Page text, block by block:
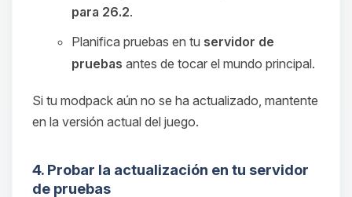
para 26.2.
Planifica pruebas en tu servidor de
pruebas antes de tocar el mundo principal.
Si tu modpack aún no se ha actualizado, mantente
en la versión actual del juego.
4. Probar la actualización en tu servidor
de pruebas